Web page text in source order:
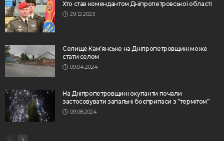
Хто став комендантом Дніпропетровської області
29.12.2023
Селище Кам’янське на Дніпропетровщині може
стати селом
09.04.2024
На Дніпропетровщині окупанти почали
застосовувати запальні боєприпаси з “термітом”
09.08.2024